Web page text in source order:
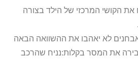
הקושי המרכזי של הילד בצורה
לא יאהבו את ההשוואה הבאה
את המסר בקלות:נניח שהרכב